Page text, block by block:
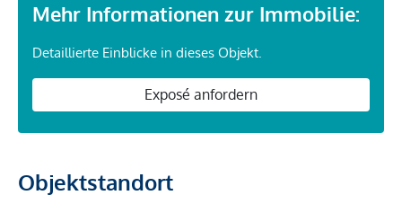
Mehr Informationen zur Immobilie:
Detaillierte Einblicke in dieses Objekt.
Exposé anfordern
Objektstandort